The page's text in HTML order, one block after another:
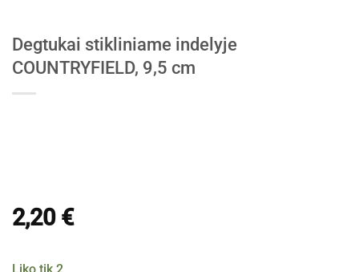
Degtukai stikliniame indelyje
COUNTRYFIELD, 9,5 cm
2,20 €